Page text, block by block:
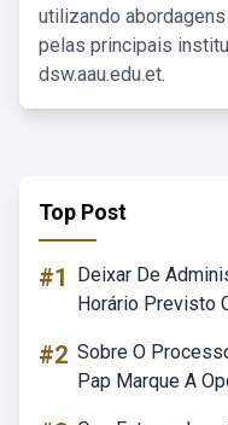
utilizando
pelas principais
dsw.aau.edu.et.
Top Post
#1
Deixar De
Horário Previsto
#2 Sobre O
Pap Marque A